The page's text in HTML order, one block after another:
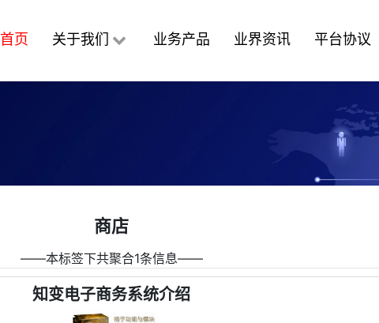
首页 关于我们 业务产品 业界资讯 平台协议
商店
――本标签下共聚合1条信息――
知变电子商务系统介绍